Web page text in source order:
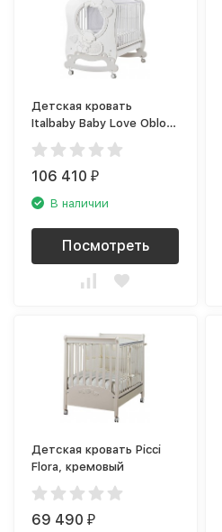
Детская кровать
Italbaby Baby Love Oblo,
белый
106 410₽
В наличии
Посмотреть
Детская кровать Picci
Flora, кремовый
69 490₽